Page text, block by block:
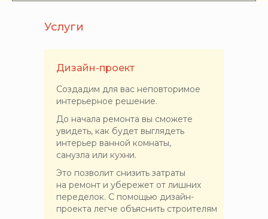
Услуги
Дизайн-проект
Создадим для вас неповторимое
интерьерное решение.
До начала ремонта вы сможете
увидеть, как будет выглядеть
интерьер ванной комнаты,
санузла или кухни.
Это позволит снизить затраты
на ремонт и убережет от лишних
переделок. С помощью дизайн-
проекта легче объяснить строителям